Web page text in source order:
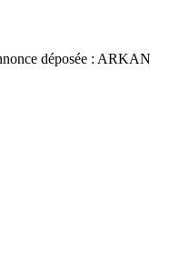
déposée : ARKAN